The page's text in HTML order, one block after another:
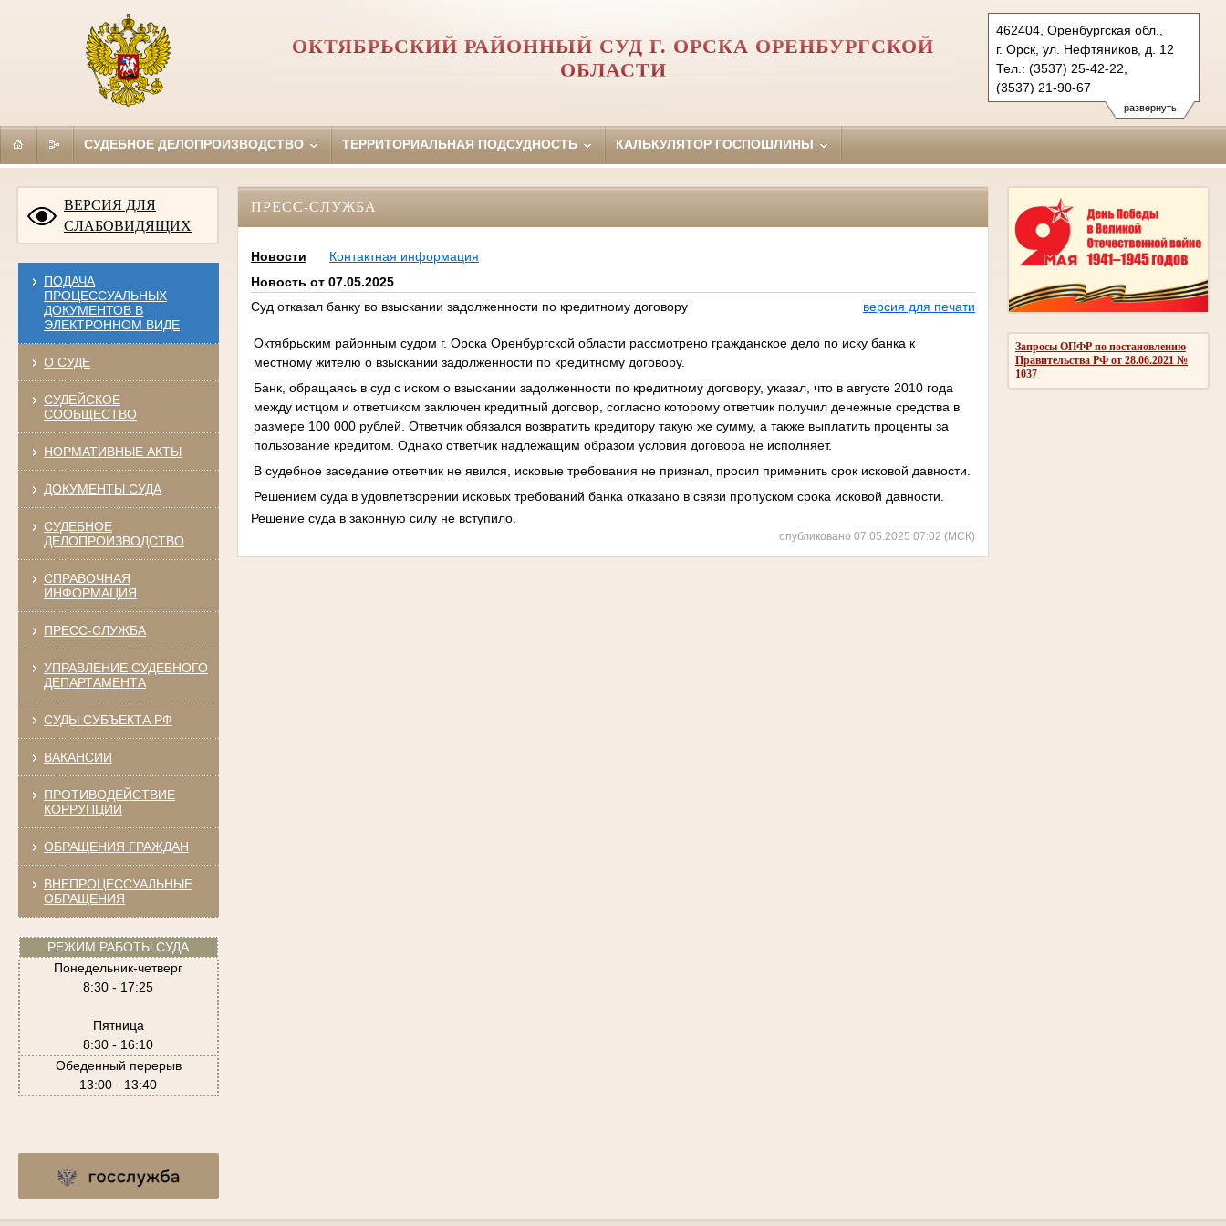
развернуть
462404, Оренбургская обл.,
г. Орск, ул. Нефтяников, д. 12
Тел.: (3537) 25-42-22,
(3537) 21-90-67
oktyabrskyorsk.orb@sudrf.ru
ОКТЯБРЬСКИЙ РАЙОННЫЙ СУД Г. ОРСКА ОРЕНБУРГСКОЙ
ОБЛАСТИ
СУДЕБНОЕ ДЕЛОПРОИЗВОДСТВО ТЕРРИТОРИАЛЬНАЯ ПОДСУДНОСТЬ КАЛЬКУЛЯТОР ГОСПОШЛИНЫ
ВЕРСИЯ ДЛЯ
СЛАБОВИДЯЩИХ
ПОДАЧА
ПРОЦЕССУАЛЬНЫХ
ДОКУМЕНТОВ В
ЭЛЕКТРОННОМ ВИДЕ
О СУДЕ
СУДЕЙСКОЕ
СООБЩЕСТВО
НОРМАТИВНЫЕ АКТЫ
ДОКУМЕНТЫ СУДА
СУДЕБНОЕ
ДЕЛОПРОИЗВОДСТВО
СПРАВОЧНАЯ
ИНФОРМАЦИЯ
ПРЕСС-СЛУЖБА
УПРАВЛЕНИЕ СУДЕБНОГО
ДЕПАРТАМЕНТА
СУДЫ СУБЪЕКТА РФ
ВАКАНСИИ
ПРОТИВОДЕЙСТВИЕ
КОРРУПЦИИ
ОБРАЩЕНИЯ ГРАЖДАН
ВНЕПРОЦЕССУАЛЬНЫЕ
ОБРАЩЕНИЯ
РЕЖИМ РАБОТЫ СУДА
Понедельник-четверг
8:30 - 17:25
Пятница
8:30 - 16:10
Обеденный перерыв
13:00 - 13:40
Запросы ОПФР по постановлению
Правительства РФ от 28.06.2021 №
1037
ПРЕСС-СЛУЖБА
Новости
Контактная информация
Новость от 07.05.2025
Суд отказал банку во взыскании задолженности по кредитному договору
версия для печати
Октябрьским районным судом г. Орска Оренбургской области рассмотрено гражданское дело по иску банка к
местному жителю о взыскании задолженности по кредитному договору.
Банк, обращаясь в суд с иском о взыскании задолженности по кредитному договору, указал, что в августе 2010 года
между истцом и ответчиком заключен кредитный договор, согласно которому ответчик получил денежные средства в
размере 100 000 рублей. Ответчик обязался возвратить кредитору такую же сумму, а также выплатить проценты за
пользование кредитом. Однако ответчик надлежащим образом условия договора не исполняет.
В судебное заседание ответчик не явился, исковые требования не признал, просил применить срок исковой давности.
Решением суда в удовлетворении исковых требований банка отказано в связи пропуском срока исковой давности.
Решение суда в законную силу не вступило.
опубликовано 07.05.2025 07:02 (МСК)